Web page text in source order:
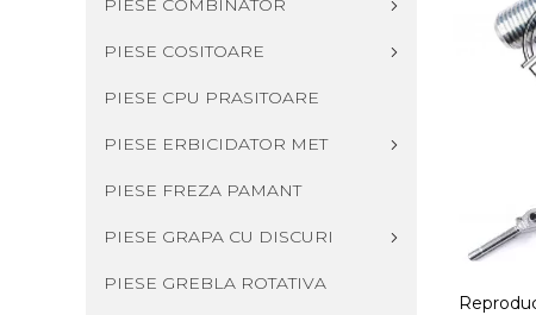
PIESE COMBINATOR
PIESE COSITOARE
PIESE CPU PRASITOARE
PIESE ERBICIDATOR MET
PIESE FREZA PAMANT
PIESE GRAPA CU DISCURI
PIESE GREBLA ROTATIVA